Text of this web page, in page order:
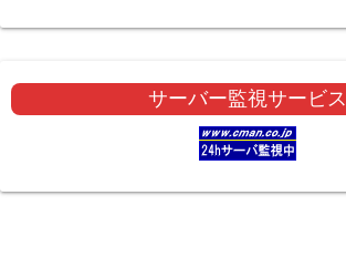
サーバー監視サービス